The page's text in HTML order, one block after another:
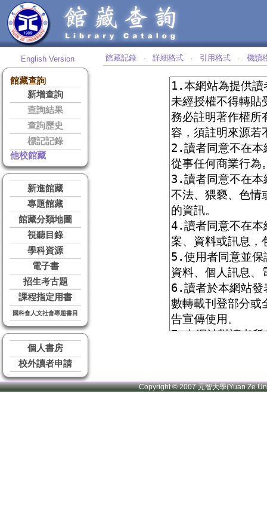
English Version
館藏查詢
新增查詢
查詢結果
查詢歷史
標記記錄
他校館藏
新進館藏
專題館藏
館藏分類地圖
視聽目錄
學科資源
電子書
招生考古題
課程指定用書
國科會人文社會專題書目
個人書房
校外讀者申請
館藏記錄 ‧ 詳細格式 ‧ 引用格式 ‧ 機讀
Copyright © 2007 元智大學(Yuan Ze